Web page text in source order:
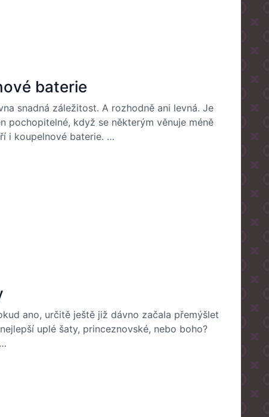
baterie
snadná záležitost. A rozhodně ani levná. Je
pochopitelné, když se některým věnuje méně
i koupelnové baterie. …
ano, určitě ještě již dávno začala přemýšlet
uplé šaty, princeznovské, nebo boho?